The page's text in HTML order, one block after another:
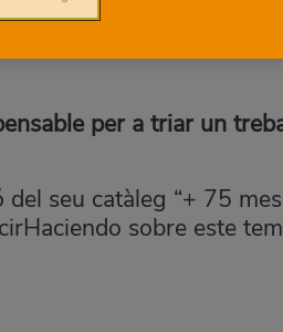
per a triar un
seu catàleg “+ 75
sobre este